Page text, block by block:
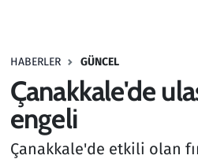
HABERLER GÜNCEL
Çanakkale'de
engeli
Çanakkale'de etkili olan
Haber
Kültür Sanat
Kurumsal Haberler